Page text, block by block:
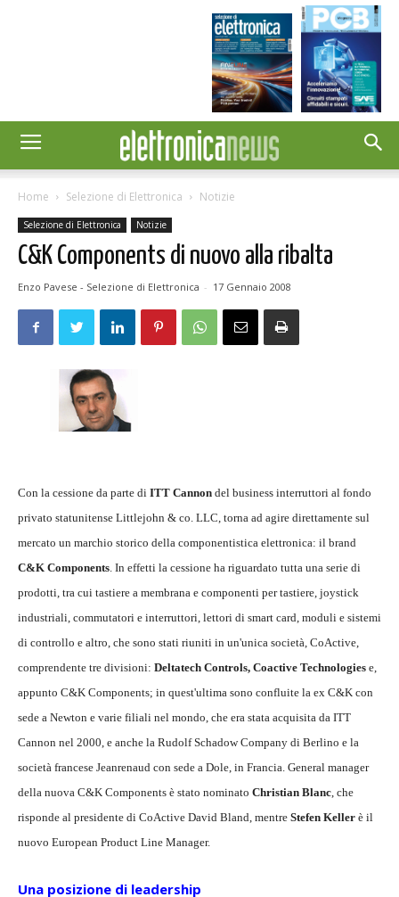
Home Selezione di Elettronica Notizie
Selezione di Elettronica Notizie
C&K Components di nuovo alla ribalta
Enzo Pavese - Selezione di Elettronica - 17 Gennaio 2008
Con la cessione da parte di ITT Cannon del business interruttori al fondo
privato statunitense Littlejohn & co. LLC, torna ad agire direttamente sul
mercato un marchio storico della componentistica elettronica: il brand
C&K Components. In effetti la cessione ha riguardato tutta una serie di
prodotti, tra cui tastiere a membrana e componenti per tastiere, joystick
industriali, commutatori e interruttori, lettori di smart card, moduli e sistemi
di controllo e altro, che sono stati riuniti in un'unica società, CoActive,
comprendente tre divisioni: Deltatech Controls, Coactive Technologies e,
appunto C&K Components; in quest'ultima sono confluite la ex C&K con
sede a Newton e varie filiali nel mondo, che era stata acquisita da ITT
Cannon nel 2000, e anche la Rudolf Schadow Company di Berlino e la
società francese Jeanrenaud con sede a Dole, in Francia. General manager
della nuova C&K Components è stato nominato Christian Blanc, che
risponde al presidente di CoActive David Bland, mentre Stefen Keller è il
nuovo European Product Line Manager.
Una posizione di leadership